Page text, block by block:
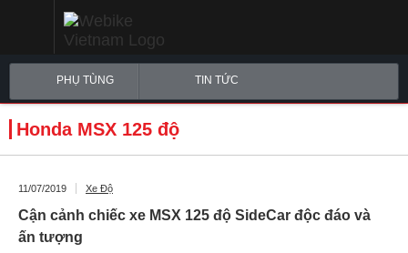
PHỤ TÙNG TIN TỨC
Honda MSX 125 độ
11/07/2019 Xe Độ
Cận cảnh chiếc xe MSX 125 độ SideCar độc đáo và
ấn tượng